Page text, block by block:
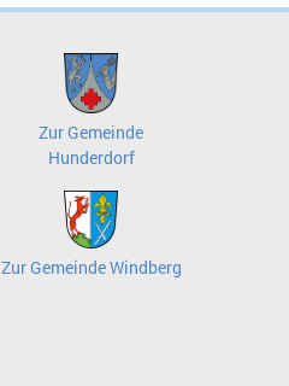
Zur Gemeinde
Hunderdorf
Zur Gemeinde Windberg